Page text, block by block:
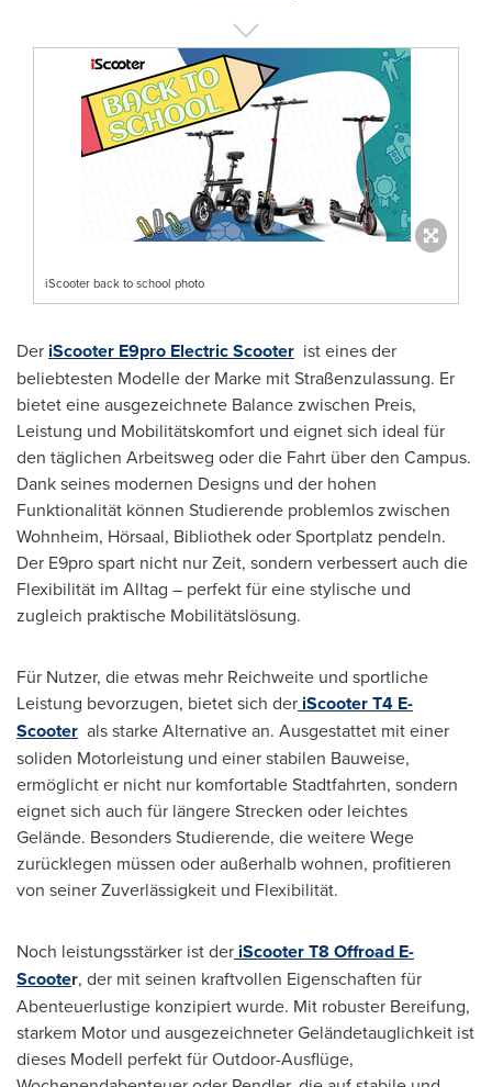
iScooter back to school photo
Der iScooter E9pro Electric Scooter ist eines der
beliebtesten Modelle der Marke mit Straßenzulassung. Er
bietet eine ausgezeichnete Balance zwischen Preis,
Leistung und Mobilitätskomfort und eignet sich ideal für
den täglichen Arbeitsweg oder die Fahrt über den Campus.
Dank seines modernen Designs und der hohen
Funktionalität können Studierende problemlos zwischen
Wohnheim, Hörsaal, Bibliothek oder Sportplatz pendeln.
Der E9pro spart nicht nur Zeit, sondern verbessert auch die
Flexibilität im Alltag – perfekt für eine stylische und
zugleich praktische Mobilitätslösung.
Für Nutzer, die etwas mehr Reichweite und sportliche
Leistung bevorzugen, bietet sich der iScooter T4 E-
Scooter als starke Alternative an. Ausgestattet mit einer
soliden Motorleistung und einer stabilen Bauweise,
ermöglicht er nicht nur komfortable Stadtfahrten, sondern
eignet sich auch für längere Strecken oder leichtes
Gelände. Besonders Studierende, die weitere Wege
zurücklegen müssen oder außerhalb wohnen, profitieren
von seiner Zuverlässigkeit und Flexibilität.
Noch leistungsstärker ist der iScooter T8 Offroad E-
Scooter, der mit seinen kraftvollen Eigenschaften für
Abenteuerlustige konzipiert wurde. Mit robuster Bereifung,
starkem Motor und ausgezeichneter Geländetauglichkeit ist
dieses Modell perfekt für Outdoor-Ausflüge,